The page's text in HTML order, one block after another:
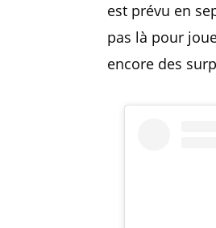
est prévu en
pas là pour
encore des